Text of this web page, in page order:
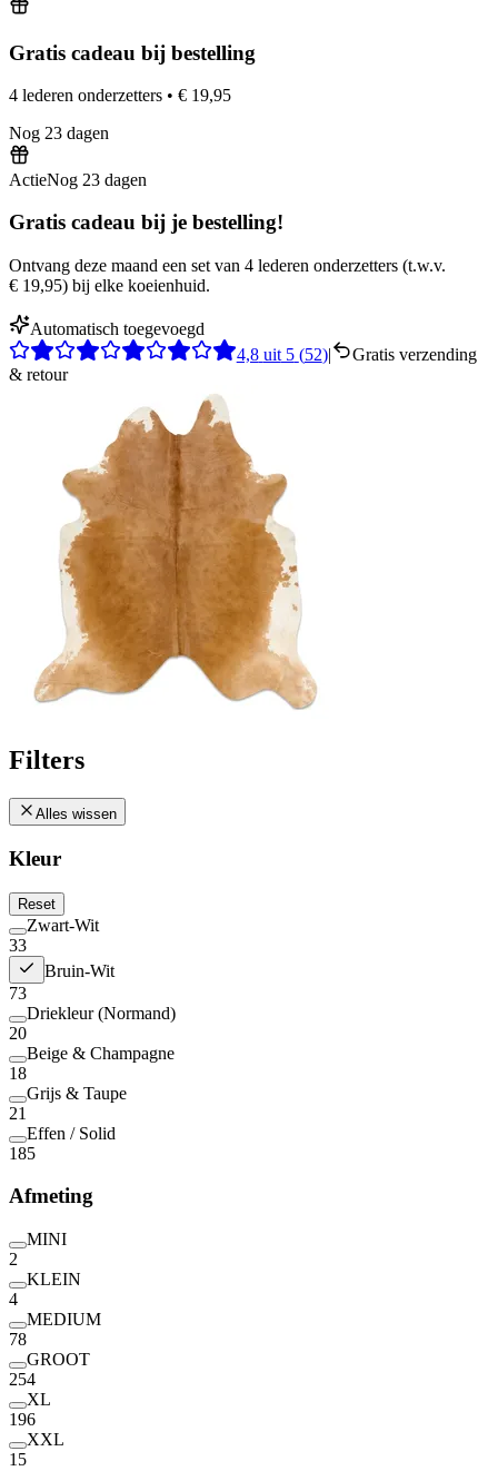
Gratis cadeau bij bestelling
4 lederen onderzetters • € 19,95
Nog 23 dagen
ActieNog 23 dagen
Gratis cadeau bij je bestelling!
Ontvang deze maand een set van 4 lederen onderzetters (t.w.v.
€ 19,95) bij elke koeienhuid.
Automatisch toegevoegd
4,8 uit5 (52)|
Gratis verzending
& retour
Filters
Alles wissen
Kleur
Reset
Zwart-Wit
33
Bruin-Wit
73
Driekleur (Normand)
20
Beige & Champagne
18
Grijs & Taupe
21
Effen / Solid
185
Afmeting
MINI
2
KLEIN
4
MEDIUM
78
GROOT
254
XL
196
XXL
15